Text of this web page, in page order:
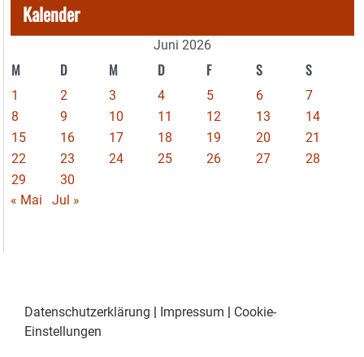
Kalender
Juni 2026
M D M D F S S
1 2 3 4 5 6
7
8
9 10 11 12 13
14
15
16 17 18 19 20
21
22
23 24 25 26 27
28
29
30
« Mai
Jul »
Datenschutzerklärung | Impressum | Cookie-
Einstellungen